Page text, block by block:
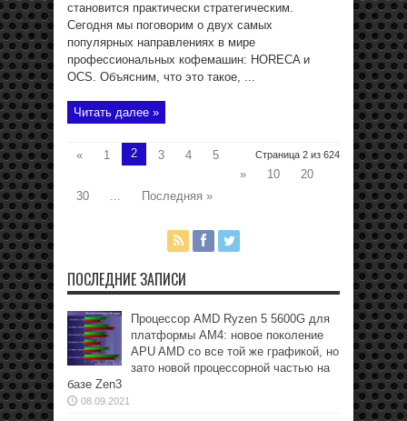
становится практически стратегическим.
Сегодня мы поговорим о двух самых
популярных направлениях в мире
профессиональных кофемашин: HORECA и
OCS. Объясним, что это такое, ...
Читать далее »
Страница 2 из 624
« 1 2 3 4
5
»
10
20
30
... Последняя »
ПОСЛЕДНИЕ ЗАПИСИ
Процессор AMD Ryzen 5 5600G для
платформы АМ4: новое поколение
APU AMD со все той же графикой, но
зато новой процессорной частью на
базе Zen3
08.09.2021